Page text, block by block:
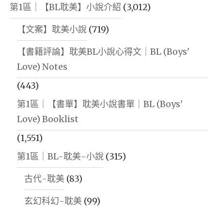
第1區｜【BL耽美】小說介紹 (3,012)
【文案】耽美小說 (719)
【書籍評論】耽美BL小說心得文｜BL (Boys'
Love) Notes
(443)
第1區｜【書單】耽美小說書單｜BL (Boys'
Love) Booklist
(1,551)
第1區｜BL-耽美-小說 (315)
古代-耽美 (83)
玄幻科幻-耽美 (99)